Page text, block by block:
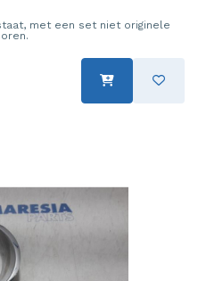
met een set niet originele